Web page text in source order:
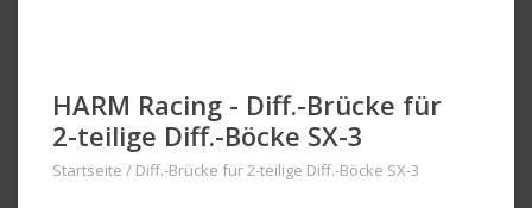
HARM Racing - Diff.-Brücke für
2-teilige Diff.-Böcke SX-3
Startseite / Diff.-Brücke für 2-teilige Diff.-Böcke SX-3